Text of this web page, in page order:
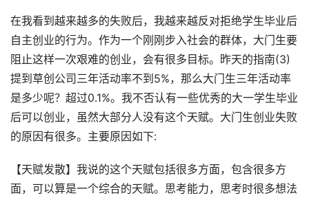
在我看到越来越多的失败后，我越来越反对拒绝学生毕业后
自主创业的行为。作为一个刚刚步入社会的群体，大门生要
阻止这样一次艰难的创业，会有很多目标。昨天的指南(3)
提到草创公司三年活动率不到5%，那么大门生三年活动率
是多少呢？超过0.1%。我不否认有一些优秀的大一学生毕业
后可以创业，虽然大部分人没有这个天赋。大门生创业失败
的原因有很多。主要原因如下:
【天赋发散】我说的这个天赋包括很多方面，包含很多方
面，可以算是一个综合的天赋。思考能力，思考时很多想法